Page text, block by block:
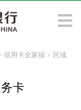
信用卡全家福 > 区域
卡